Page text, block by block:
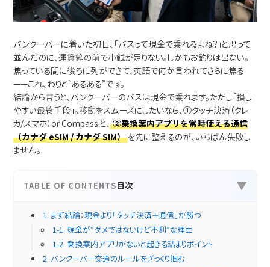
バンクーバーに着いた初日、「バスって現金で乗れるよね？」と思って
並んだのに、運賃箱の前で小銭が足りない。しかもお釣りは出ない。
焦っている間に後ろに列ができて、英語で何か言われてさらに焦る
——これ、わりと“あるある”です。
結論から言うと、バンクーバーのバスは現金で乗れます。ただし「損し
やすい最終手段」。移動をスムーズにしたいなら、①タッチ決済（クレ
カ/スマホ）or Compass と、 ②乗換案内アプリを常時使える通信
（カナダ eSIM / カナダ SIM） を先に整えるのが、いちばん失敗し
ません。
TABLE OF CONTENTS目次 ▶
1. まず結論：現金より「タッチ決済＋通信」が勝つ
1-1. 現金が“ダメではないけど不利”な理由
1-2. 乗換案内アプリがないと起きる詰まりポイント
2. バンクーバー交通のルールをざっくり掴む